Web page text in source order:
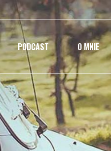
PODCAST O MNIE